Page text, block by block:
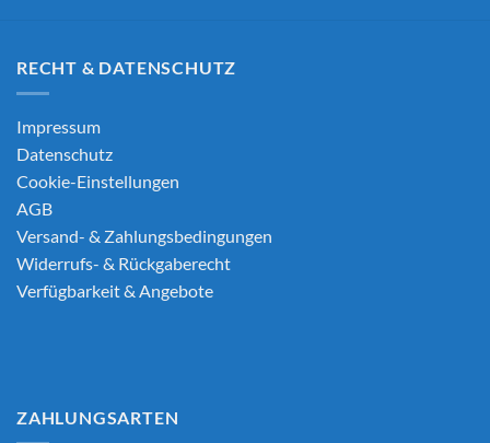
RECHT & DATENSCHUTZ
Impressum
Datenschutz
Cookie-Einstellungen
AGB
Versand- & Zahlungsbedingungen
Widerrufs- & Rückgaberecht
Verfügbarkeit & Angebote
ZAHLUNGSARTEN